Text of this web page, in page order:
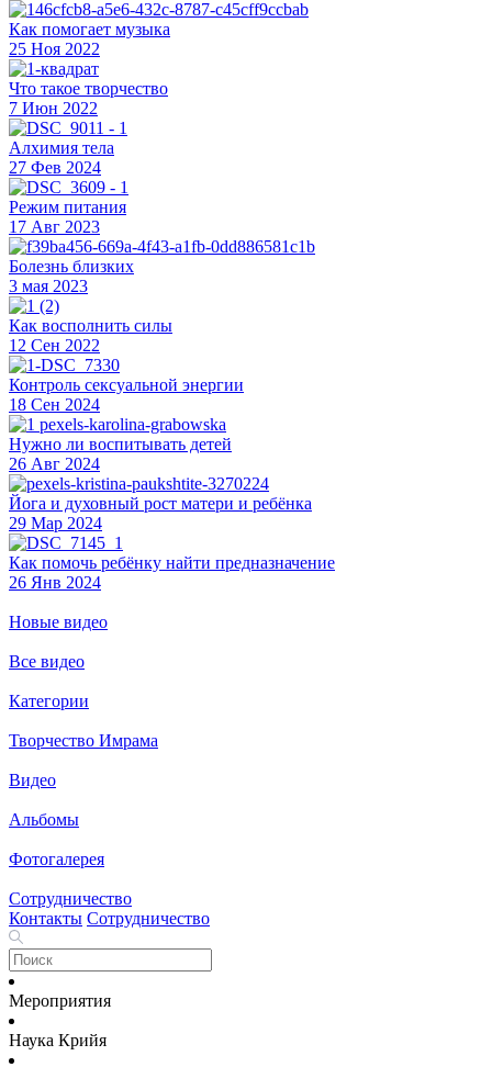
Как помогает музыка
25 Ноя 2022
Что такое творчество
7 Июн 2022
Алхимия тела
27 Фев 2024
Режим питания
17 Авг 2023
Болезнь близких
3 мая 2023
Как восполнить силы
12 Сен 2022
Контроль сексуальной энергии
18 Сен 2024
Нужно ли воспитывать детей
26 Авг 2024
Йога и духовный рост матери и ребёнка
29 Мар 2024
Как помочь ребёнку найти предназначение
26 Янв 2024
Новые видео
Все видео
Категории
Творчество Имрама
Видео
Альбомы
Фотогалерея
Сотрудничество
Контакты Сотрудничество
Мероприятия
Наука Крийя